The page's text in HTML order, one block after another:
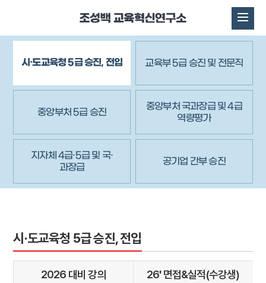
시·도교육청 5급 승진, 전입 교육부 5급 승진 및 전문직
중앙부처 5급 승진
중앙부처 국과장급 및 4급
역량평가
지자체 4급·5급 및 국·
과장급
공기업 간부 승진
시·도교육청 5급 승진, 전입
2026 대비 강의 26' 면접&실적(수강생)